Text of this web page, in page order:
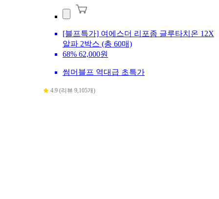
[블프특가] 여에스더 리포좀 글루타치온 12X
알파 2박스 (총 60매)
68% 62,000원
썸머블프 역대급 초특가
4.9 (리뷰 9,105개)